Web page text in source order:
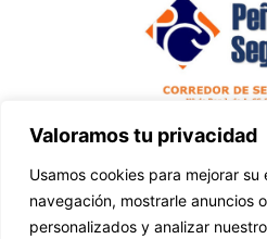
Valoramos tu privacidad
Usamos cookies para mejorar su
navegación, mostrarle anuncios
personalizados y analizar
2025 © Peñafiel